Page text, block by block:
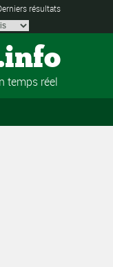
résultats
temps réel